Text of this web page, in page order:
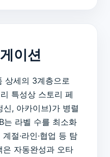
이션
상세의 3계층으로
특성상 스토리 페
, 아카이브)가 병렬
는 라벨 수를 최소화
절·라인·협업 등 탐
자동완성과 오타